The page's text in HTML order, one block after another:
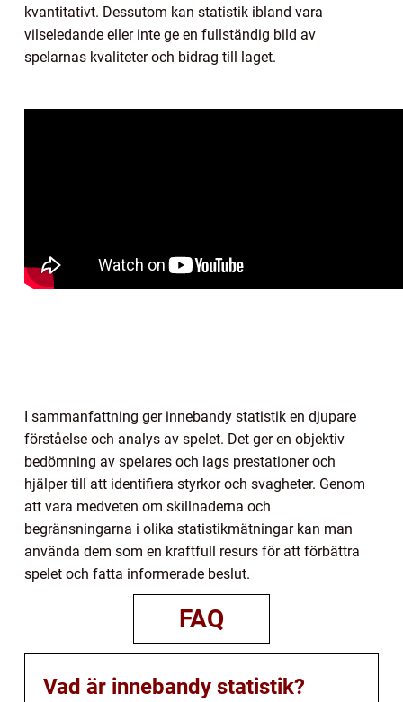
kvantitativt. Dessutom kan statistik ibland vara
vilseledande eller inte ge en fullständig bild av
spelarnas kvaliteter och bidrag till laget.
I sammanfattning ger innebandy statistik en djupare
förståelse och analys av spelet. Det ger en objektiv
bedömning av spelares och lags prestationer och
hjälper till att identifiera styrkor och svagheter. Genom
att vara medveten om skillnaderna och
begränsningarna i olika statistikmätningar kan man
använda dem som en kraftfull resurs för att förbättra
spelet och fatta informerade beslut.
FAQ
Vad är innebandy statistik?